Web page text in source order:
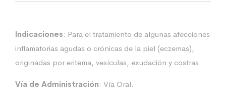
Indicaciones: Para el tratamiento de algunas afecciones
inflamatorias agudas o crónicas de la piel (eczemas),
originadas por eritema, vesículas, exudación y costras.
Vía de Administración: Vía Oral.